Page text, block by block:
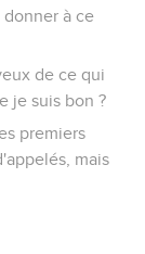
donner à ce
de ce qui
je suis bon ?
premiers
mais